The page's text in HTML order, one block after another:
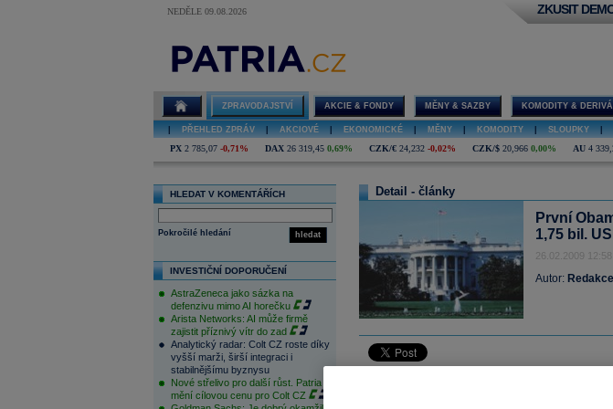
NEDĚLE 09.08.2026 ZKUSIT
ZPRAVODAJSTVÍ AKCIE & FONDY MĚNY & SAZBY KOMODITY &
PŘEHLED ZPRÁV AKCIOVÉ EKONOMICKÉ MĚNY KOMODITY SLOUPKY
PX 2 785,07 -0,71% DAX 26 319,45 0,69% CZK/€ 24,232 -0,02% CZK/$ 20,966 0,00% AU 4
HLEDAT V KOMENTÁŘÍCH
hledat
Pokročilé hledání
INVESTIČNÍ DOPORUČENÍ
AstraZeneca jako sázka na
defenzivu mimo AI horečku
Arista Networks: AI může firmě
zajistit příznivý vítr do zad
Analytický radar: Colt CZ roste díky
vyšší marži, širší integraci i
stabilnějšímu byznysu
Nové střelivo pro další růst. Patria
mění cílovou cenu pro Colt CZ
Detail - články
První
1,75 bil.
26.02.2009 12:58
Autor: Redakce